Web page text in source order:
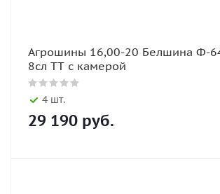
Агрошины 16,00-20 Белшина Ф-
8сл TT с камерой
4 шт.
29 190 руб.